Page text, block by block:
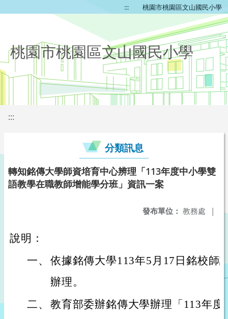
::: 桃園市桃園區文山國民小學
桃園市桃園區文山國民小學
:::
分類訊息
轉知銘傳大學師資培育中心辨理「113年度中小學雙
語教學在職教師增能學分班」資訊一案
發布單位： 教務處 |
說明：
一、 依據銘傳大學113年5月17日銘校師
辦理。
二、 教育部委辦銘傳大學辦理「113年